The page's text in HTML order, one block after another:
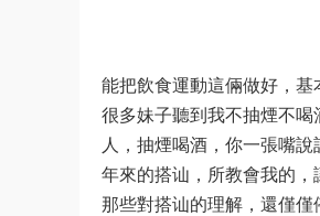
能把飲食運動這倆做好，基
很多妹子聽到我不抽煙不
人，抽煙喝酒，你一張嘴
年來的搭讪，所教會我的，
那些對搭讪的理解，還僅